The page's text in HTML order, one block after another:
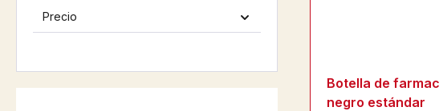
Precio
Botella de
negro estándar